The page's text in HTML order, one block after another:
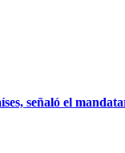
señaló el